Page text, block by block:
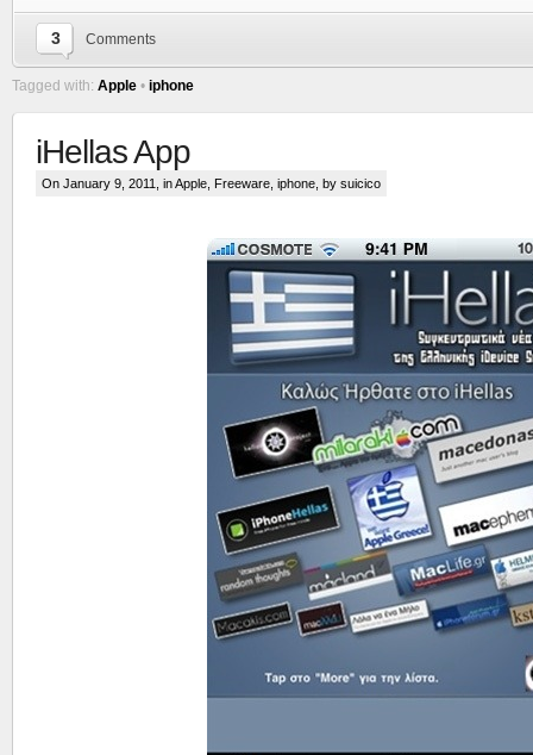
3 Comments
Tagged with: Apple • iphone
iHellas App
On January 9, 2011, inApple Freeware iphone , by suicico